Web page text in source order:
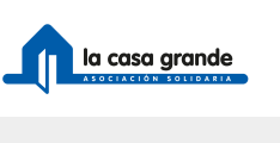
contenido